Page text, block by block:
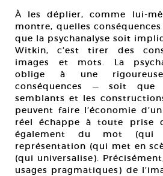
À les déplier, comme lui-
montre, quelles
que la psychanalyse soit
Witkin, c’est tirer des
images et mots. La
oblige à une
conséquences — soit
semblants et les
peuvent faire l’économie
réel échappe à toute prise
également du mot (qui
représentation (qui met en
(qui universalise).
usages pragmatiques) de